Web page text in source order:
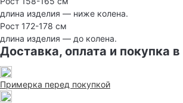
длина изделия — ниже колена.
Рост 172-178 см
длина изделия — до колена.
Доставка, оплата и покупка
Примерка перед покупкой